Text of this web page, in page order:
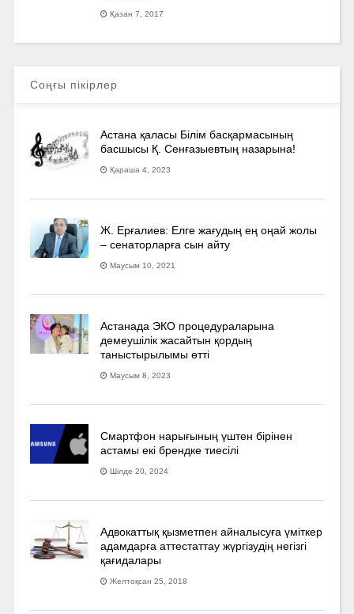
Қазан 7, 2017
Соңғы пікірлер
Астана қаласы Білім басқармасының
басшысы Қ. Сенғазыевтың назарына!
Қараша 4, 2023
Ж. Ерғалиев: Елге жағудың ең оңай жолы
– сенаторларға сын айту
Маусым 10, 2021
Астанада ЭКО процедураларына
демеушілік жасайтын қордың
таныстырылымы өтті
Маусым 8, 2023
Смартфон нарығының үштен бірінен
астамы екі брендке тиесілі
Шілде 20, 2024
Адвокаттық қызметпен айналысуға үмiткер
адамдарға аттестаттау жүргізудің негізгі
қағидалары
Желтоқсан 25, 2018